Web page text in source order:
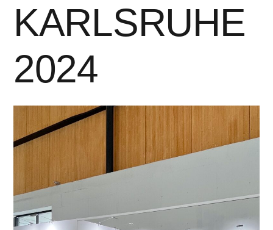
KARLSRUHE
2024